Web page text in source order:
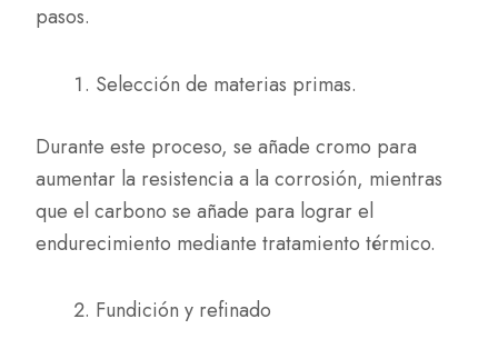
pasos.
Selección de materias primas.
Durante este proceso, se añade cromo para
aumentar la resistencia a la corrosión, mientras
que el carbono se añade para lograr el
endurecimiento mediante tratamiento térmico.
Fundición y refinado